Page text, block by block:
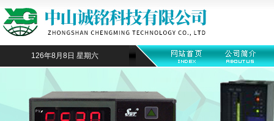
126年8月8日 星期六